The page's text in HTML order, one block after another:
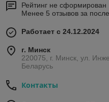
Рейтинг не сформирован
Менее 5 отзывов за
Работает с 24.12.2024
г. Минск
220075, г. Минск, ул.
Беларусь
Контакты